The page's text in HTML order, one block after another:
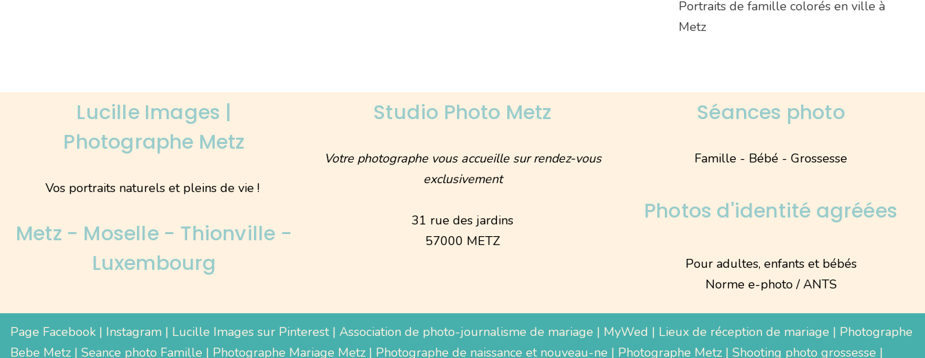
Portraits de famille colorés en ville à
Metz
Lucille Images |
Photographe Metz
Vos portraits naturels et pleins de vie !
Metz - Moselle - Thionville -
Luxembourg
Studio Photo Metz
Votre photographe vous accueille sur rendez-vous
exclusivement
31 rue des jardins
57000 METZ
Séances photo
Famille - Bébé - Grossesse
Photos d'identité agréées
Pour adultes, enfants et bébés
Norme e-photo / ANTS
Page Facebook | Instagram | Lucille Images sur Pinterest| Association de photo-journalisme de mariage | MyWed | Lieux de réception de mariage | Photographe
Bebe Metz | Seance photo Famille | Photographe Mariage Metz | Photographe de naissance et nouveau-ne | Photographe Metz | Shooting photo grossesse |